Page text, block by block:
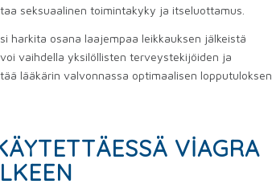
seksuaalinen toimintakyky ja itseluottamus.
harkita osana laajempaa leikkauksen jälkeistä
vaihdella yksilöllisten terveystekijöiden ja
lääkärin valvonnassa optimaalisen lopputuloksen
VIAGRA